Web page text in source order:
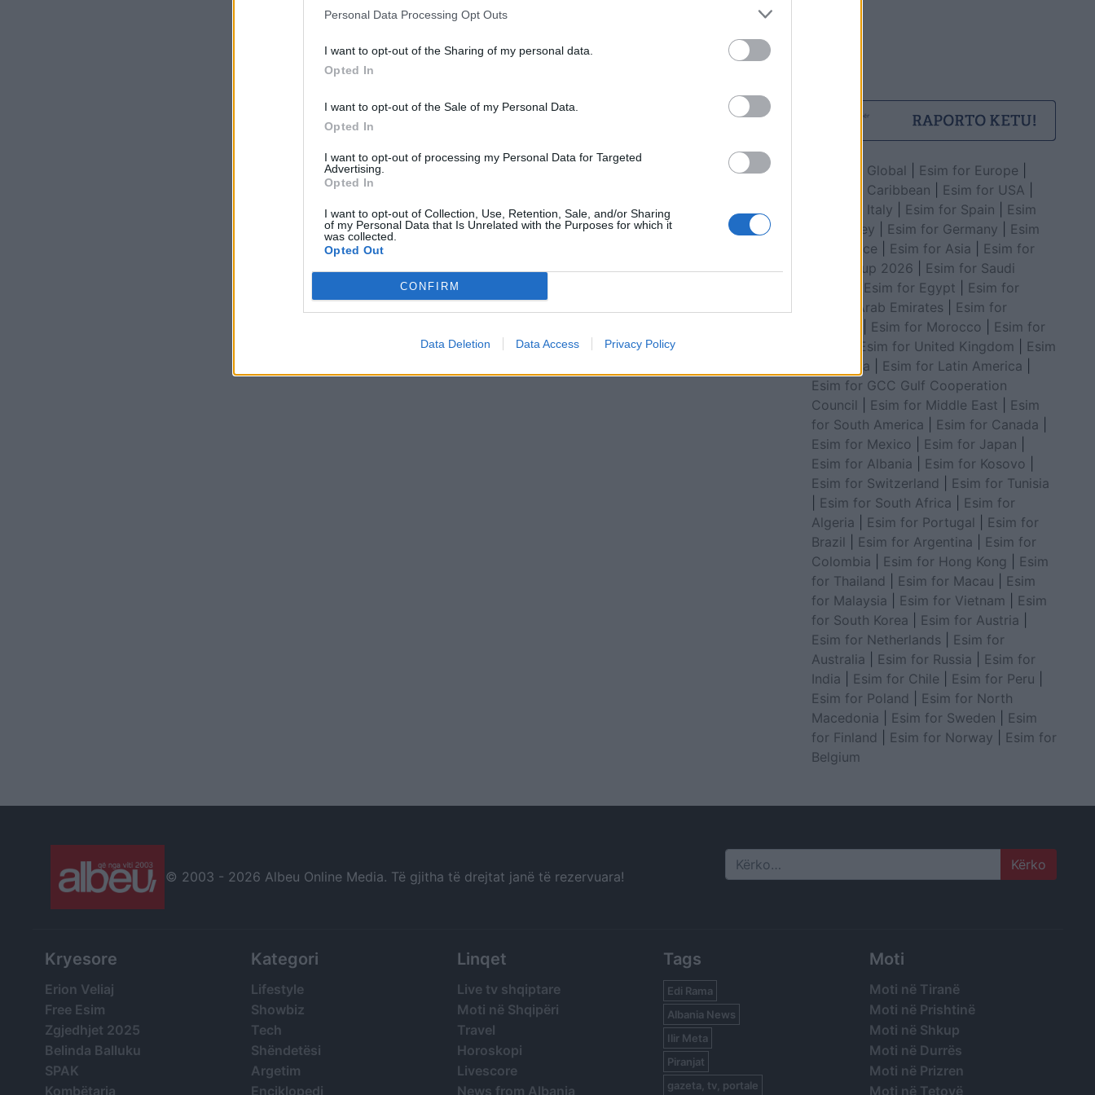
Personal Data Processing Opt Outs
I want to opt-out of the Sharing of my personal data.
Opted In
I want to opt-out of the Sale of my Personal Data.
Opted In
I want to opt-out of processing my Personal Data for Targeted
Advertising.
Opted In
I want to opt-out of Collection, Use, Retention, Sale, and/or Sharing
of my Personal Data that Is Unrelated with the Purposes for which it
was collected.
Opted Out
CONFIRM
Data Deletion Data Access Privacy Policy
Esim for Global Esim for Europe
Esim for Caribbean
Esim for USA
Esim for Italy
Esim for Spain
Esim
for Turkey
Esim for Germany
Esim
for Greece
Esim for Asia
Esim for
World Cup 2026
Esim for Saudi
Esim for Egypt
Esim for
United Arab Emirates
Esim for
Esim for Morocco
Esim for
Esim for United Kingdom
Esim
for Africa
Esim for Latin America
Esim for GCC Gulf Cooperation
Council
Esim for Middle East
Esim
for South America
Esim for Canada
Esim for Mexico
Esim for Japan
Esim for Albania
Esim for Kosovo
Esim for Switzerland
Esim for Tunisia
Esim for South Africa
Esim for
Algeria
Esim for Portugal
Esim for
Brazil
Esim for Argentina
Esim for
Colombia
Esim for Hong Kong
Esim
for Thailand
Esim for Macau
Esim
for Malaysia
Esim for Vietnam
Esim
for South Korea
Esim for Austria
Esim for Netherlands
Esim for
Australia
Esim for Russia
Esim for
India
Esim for Chile Esim for Peru
Esim for Poland
Esim for North
Macedonia
Esim for Sweden
Esim
for Finland
Esim for Norway
Esim for
Belgium
© 2003 - 2026 Albeu Online Media. Të gjitha të drejtat janë të rezervuara! Search
Kryesore
Erion Veliaj
Free Esim
Zgjedhjet 2025
Belinda Balluku
SPAK
Kombëtarja
Kategori
Lifestyle
Showbiz
Tech
Shëndetësi
Argetim
Enciklopedi
Linqet
Live tv shqiptare
Moti në Shqipëri
Travel
Horoskopi
Livescore
News from Albania
Tags
Edi Rama
Albania News
Ilir Meta
Piranjat
gazeta, tv, portale
Moti
Moti në Tiranë
Moti në Prishtinë
Moti në Shkup
Moti në Durrës
Moti në Prizren
Moti në Tetovë